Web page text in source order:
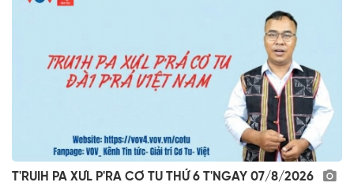
T'RUIH PA XƯL P'RA CƠ TU THỨ 6 T'NGAY 07/8/2026